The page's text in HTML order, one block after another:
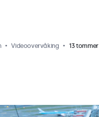
Videoovervåking 13 tommer